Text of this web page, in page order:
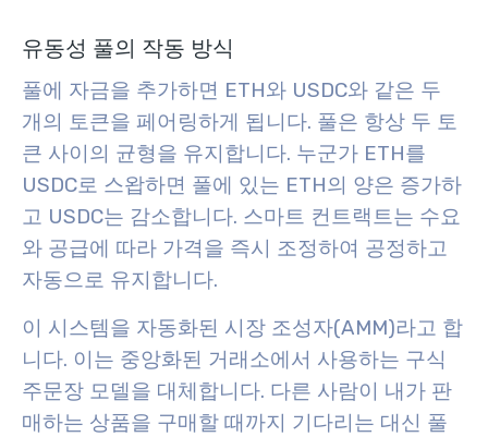
유동성 풀의 작동 방식
풀에 자금을 추가하면 ETH와 USDC와 같은 두
개의 토큰을 페어링하게 됩니다. 풀은 항상 두 토
큰 사이의 균형을 유지합니다. 누군가 ETH를
USDC로 스왑하면 풀에 있는 ETH의 양은 증가하
고 USDC는 감소합니다. 스마트 컨트랙트는 수요
와 공급에 따라 가격을 즉시 조정하여 공정하고
자동으로 유지합니다.
이 시스템을 자동화된 시장 조성자(AMM)라고 합
니다. 이는 중앙화된 거래소에서 사용하는 구식
주문장 모델을 대체합니다. 다른 사람이 내가 판
매하는 상품을 구매할 때까지 기다리는 대신 풀